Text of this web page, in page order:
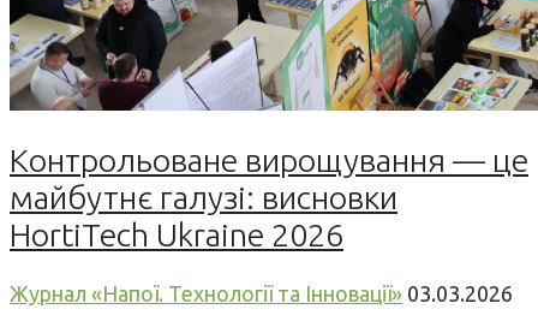
Контрольоване вирощування — це
майбутнє галузі: висновки
HortiTech Ukraine 2026
Журнал «Напої. Технології та Інновації» 03.03.2026